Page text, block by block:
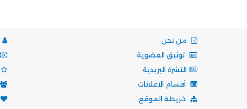
من نحن
توثيق العضوية
النشرة البريدية
أقسام الاعلانات
خريطة الموقع